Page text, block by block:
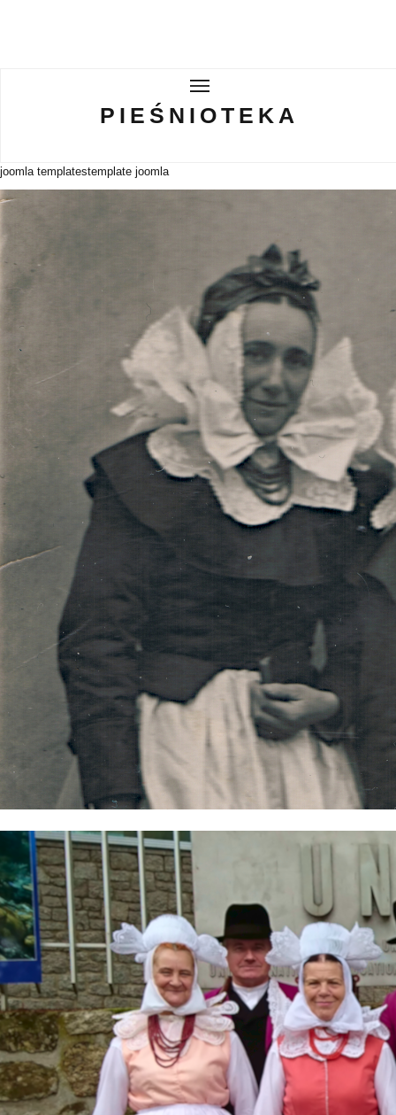
PIEŚNIOTEKA
AKTUALNOŚCI
Tabor Wielkopolski
GALERIE
WIRTUALNA BISKUPIZNA
PIEŚNIOTEKA
joomla templatestemplate joomla